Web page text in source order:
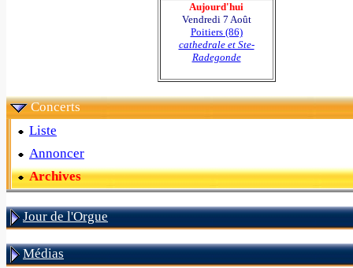
Aujourd'hui
Vendredi 7 Août
Poitiers (86)
cathedrale et Ste-
Radegonde
Concerts
Liste
Annoncer
Archives
Jour de l'Orgue
Médias